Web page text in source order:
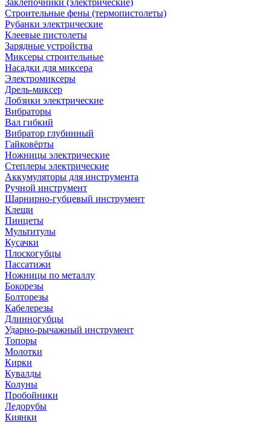
Заклёпочники (электрические)
Строительные фены (термопистолеты)
Рубанки электрические
Клеевые пистолеты
Зарядные устройства
Миксеры строительные
Насадки для миксера
Электромиксеры
Дрель-миксер
Лобзики электрические
Вибраторы
Вал гибкий
Вибратор глубинный
Гайковёрты
Ножницы электрические
Степлеры электрические
Аккумуляторы для инструмента
Ручной инструмент
Шарнирно-губцевый инструмент
Клещи
Пинцеты
Мультитулы
Кусачки
Плоскогубцы
Пассатижи
Ножницы по металлу
Бокорезы
Болторезы
Кабелерезы
Длинногубцы
Ударно-рычажный инструмент
Топоры
Молотки
Кирки
Кувалды
Колуны
Пробойники
Ледорубы
Киянки